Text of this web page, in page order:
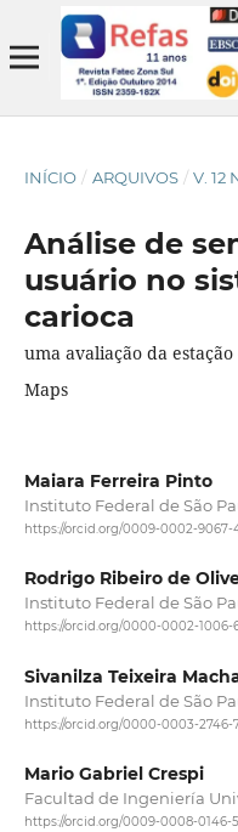
INÍCIO / ARQUIVOS / V. 12
Análise de
usuário no
carioca
uma avaliação da
Maps
Maiara Ferreira Pinto
Instituto Federal de São
https://orcid.org/0009-0002-9067-
Rodrigo Ribeiro de
Instituto Federal de São
https://orcid.org/0000-0002-1006-
Sivanilza Teixeira
Instituto Federal de São
https://orcid.org/0000-0003-2746-
Mario Gabriel Crespi
Facultad de Ingeniería
https://orcid.org/0009-0008-0146-